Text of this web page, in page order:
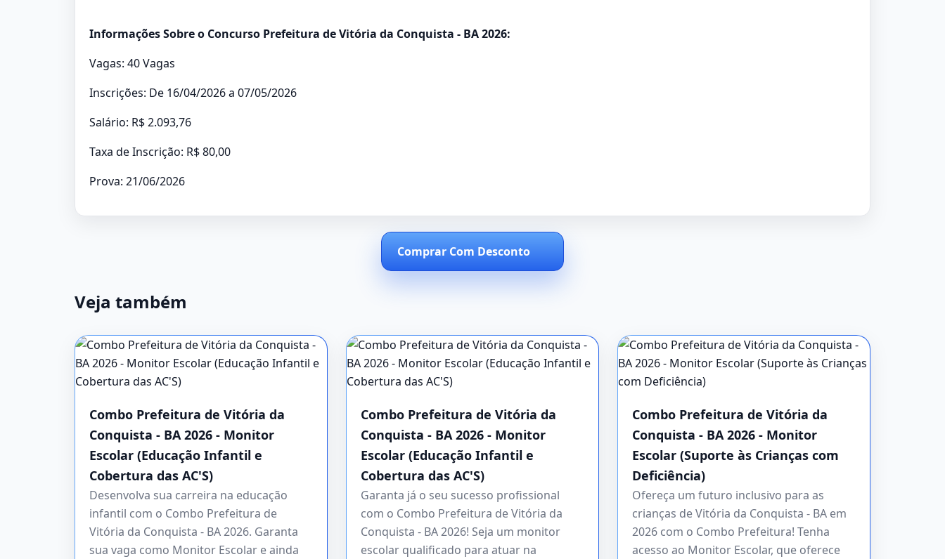
Informações Sobre o Concurso Prefeitura de Vitória da Conquista - BA 2026:
Vagas: 40 Vagas
Inscrições: De 16/04/2026 a 07/05/2026
Salário: R$ 2.093,76
Taxa de Inscrição: R$ 80,00
Prova: 21/06/2026
Comprar Com Desconto
Veja também
Combo Prefeitura de Vitória da
Conquista - BA 2026 - Monitor
Escolar (Educação Infantil e
Cobertura das AC'S)
Desenvolva sua carreira na educação
infantil com o Combo Prefeitura de
Vitória da Conquista - BA 2026. Garanta
sua vaga como Monitor Escolar e ainda
Combo Prefeitura de Vitória da
Conquista - BA 2026 - Monitor
Escolar (Educação Infantil e
Cobertura das AC'S)
Garanta já o seu sucesso profissional
com o Combo Prefeitura de Vitória da
Conquista - BA 2026! Seja um monitor
escolar qualificado para atuar na
Combo Prefeitura de Vitória da
Conquista - BA 2026 - Monitor
Escolar (Suporte às Crianças com
Deficiência)
Ofereça um futuro inclusivo para as
crianças de Vitória da Conquista - BA em
2026 com o Combo Prefeitura! Tenha
acesso ao Monitor Escolar, que oferece